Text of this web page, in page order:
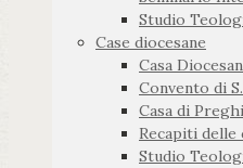
Studio
Case diocesane
Casa
Convento di
Casa di
Recapiti delle
Studio